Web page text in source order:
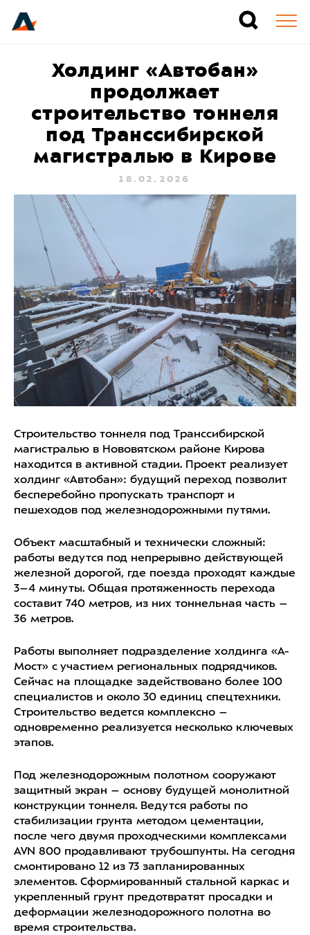
Холдинг «Автобан»
продолжает
строительство тоннеля
под Транссибирской
магистралью в Кирове
18.02.2026
Строительство тоннеля под Транссибирской
магистралью в Нововятском районе Кирова
находится в активной стадии. Проект реализует
холдинг «Автобан»: будущий переход позволит
бесперебойно пропускать транспорт и
пешеходов под железнодорожными путями.
Объект масштабный и технически сложный:
работы ведутся под непрерывно действующей
железной дорогой, где поезда проходят каждые
3–4 минуты. Общая протяженность перехода
составит 740 метров, из них тоннельная часть –
36 метров.
Работы выполняет подразделение холдинга «А-
Мост» с участием региональных подрядчиков.
Сейчас на площадке задействовано более 100
специалистов и около 30 единиц спецтехники.
Строительство ведется комплексно –
одновременно реализуется несколько ключевых
этапов.
Под железнодорожным полотном сооружают
защитный экран – основу будущей монолитной
конструкции тоннеля. Ведутся работы по
стабилизации грунта методом цементации,
после чего двумя проходческими комплексами
AVN 800 продавливают трубошпунты. На сегодня
смонтировано 12 из 73 запланированных
элементов. Сформированный стальной каркас и
укрепленный грунт предотвратят просадки и
деформации железнодорожного полотна во
время строительства.